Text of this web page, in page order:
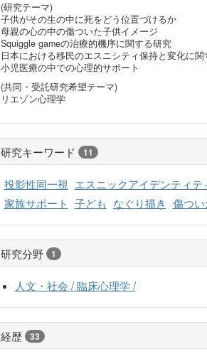
(研究テーマ)
子供がその生の中に死をどう位置づけるか
母親の心の中の傷ついた子供イメージ
Squiggle gameの治療的機序に関する研究
日本における移民のエスニシティ保持と変化に
小児医療の中での心理的サポート
(共同・受託研究希望テーマ)
リエゾン心理学
研究キーワード 11
投影性同一視 エスニックアイデンティテ
家族サポート 子ども なぐり描き 傷つ
研究分野 1
人文・社会 / 臨床心理学 /
経歴 33